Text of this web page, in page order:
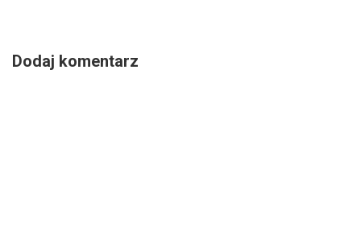
zapewnieniu pomocy
Dodaj komentarz